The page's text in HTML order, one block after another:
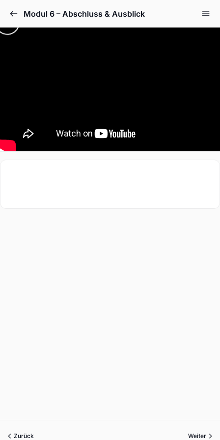
Modul 6 – Abschluss & Ausblick
Zurück Weiter